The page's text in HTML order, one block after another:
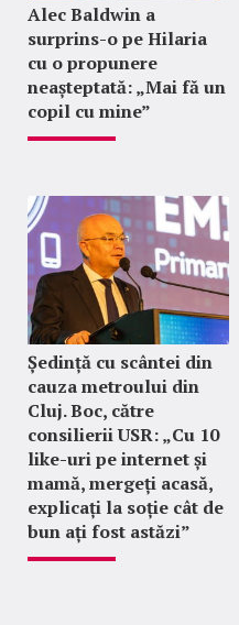
Alec Baldwin a
surprins-o pe Hilaria
cu o propunere
neașteptată: „Mai fă un
copil cu mine”
Ședință cu scântei din
cauza metroului din
Cluj. Boc, către
consilierii USR: „Cu 10
like-uri pe internet și
mamă, mergeți acasă,
explicați la soție cât de
bun ați fost astăzi”